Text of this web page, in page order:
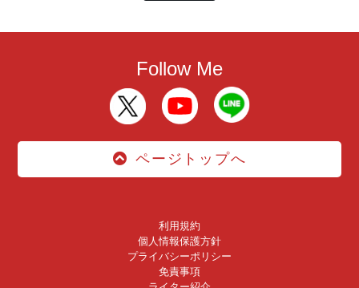
Follow Me
ページトップへ
利用規約
個人情報保護方針
プライバシーポリシー
免責事項